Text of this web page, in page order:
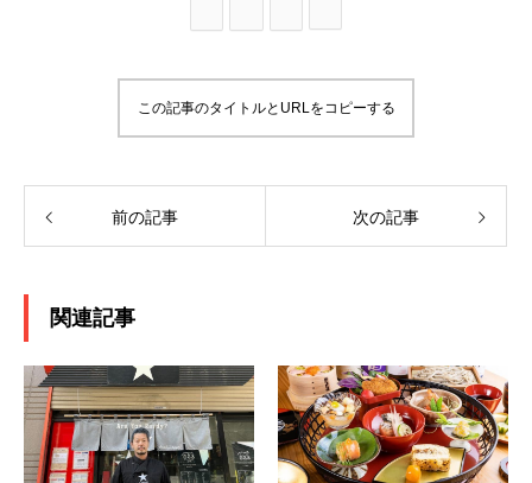
この記事のタイトルとURLをコピーする
前の記事 次の記事
関連記事